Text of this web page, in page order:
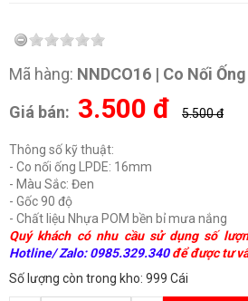
Mã hàng: NNDCO16 | Co Nối
Giá bán: 3.500 đ 5.500 đ
Thông số kỹ thuật:
- Co nối ống LPDE: 16mm
- Màu Sắc: Đen
- Gốc 90 độ
- Chất liệu Nhựa POM bền bỉ mưa nắng
Quý khách có nhu cầu sử dụng số
Hotline/ Zalo: 0985.329.340để được tư
Số lượng còn trong kho: 999 Cái